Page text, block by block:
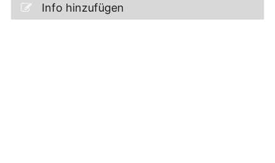
Info hinzufügen